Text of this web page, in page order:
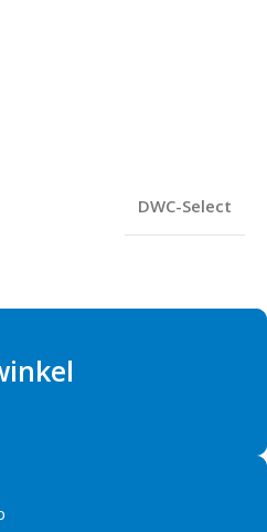
DWC-Select